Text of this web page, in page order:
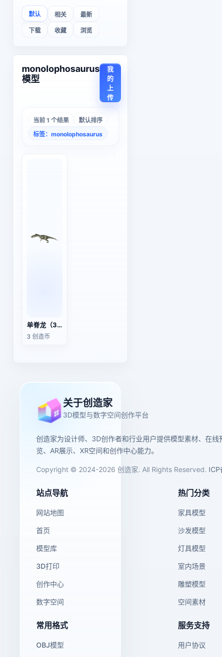
默认 相关 最新
下载 收藏 浏览
monolophosaurus
模型
我
的
上
传
当前 1 个结果
默认排序
标签：monolophosaurus
单脊龙（3D动画模型）
3 创造币
关于创造家
3D模型与数字空间创作平台
创造家为设计师、3D创作者和行业用户提供模型素材、在线
览、AR展示、XR空间和创作中心能力。
Copyright © 2024-2026 创造家. All Rights Reserved. ICP
站点导航
网站地图
首页
模型库
3D打印
创作中心
数字空间
热门分类
家具模型
沙发模型
灯具模型
室内场景
雕塑模型
空间素材
常用格式
OBJ模型
服务支持
用户协议